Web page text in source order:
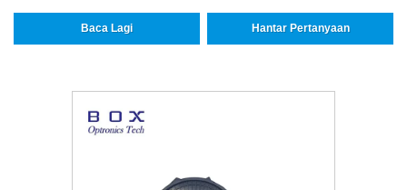
Baca Lagi Hantar Pertanyaan